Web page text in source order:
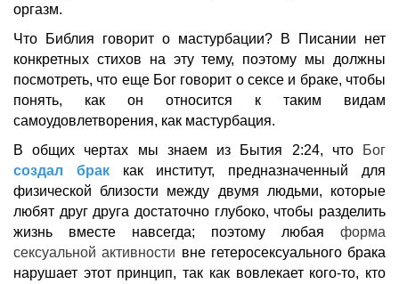
оргазм.
Что Библия говорит о мастурбации? В Писании нет
конкретных стихов на эту тему, поэтому мы должны
посмотреть, что еще Бог говорит о сексе и браке, чтобы
понять, как он относится к таким видам
самоудовлетворения, как мастурбация.
В общих чертах мы знаем из Бытия 2:24, что
Бог
создал брак
как институт, предназначенный для
физической близости между двумя людьми, которые
любят друг друга достаточно глубоко, чтобы разделить
жизнь вместе навсегда; поэтому любая форма
сексуальной активности вне гетеросексуального брака
нарушает этот принцип, так как вовлекает кого-то, кто